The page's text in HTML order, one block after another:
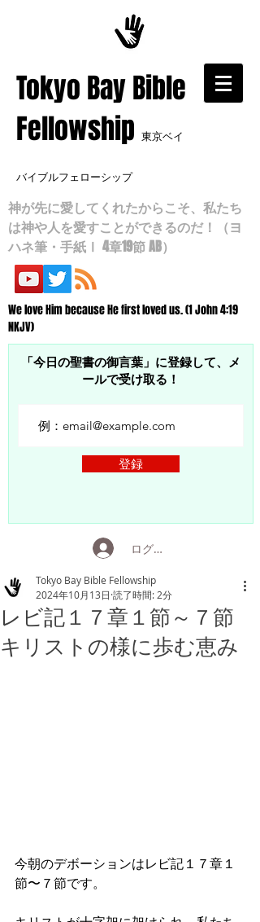
​Tokyo Bay Bible
Fellowship 東京ベイ
バイブルフェローシップ
神が先に愛してくれたからこそ、私たち
は神や人を愛すことができるのだ！（ヨ
ハネ筆・手紙Ⅰ 4章19節 AB）
We love Him because He first loved us. (1 John 4:19
NKJV)
「今日の聖書の御言葉」に登録して、メ
ールで受け取る！
登録
ログイン
レビ記１７章１節～７節
キリストの様に歩む恵み
Tokyo Bay Bible Fellowship
2024年10月13日 読了時間: 2分
今朝のデボーションはレビ記１７章１
節〜７節です。